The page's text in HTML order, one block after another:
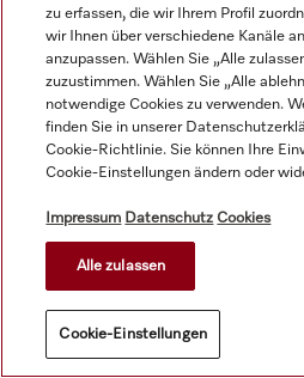
E 10
Lochblechunterlage 1/2
für Unterkörbe zur
Aufnahme von
unterschiedlichem Spülgut wie
Milchkännchen, Schalen
etc.
Auf Lager
zu erfassen, die wir Ihrem Profil
wir Ihnen über verschiedene Kanäle
anzupassen. Wählen Sie „Alle
zuzustimmen. Wählen Sie „Alle
notwendige Cookies zu verwenden.
finden Sie in unserer
Cookie-Richtlinie. Sie können Ihre
Cookie-Einstellungen ändern oder
Impressum Datenschutz Cookies
Alle zulassen
Cookie-Einstellungen